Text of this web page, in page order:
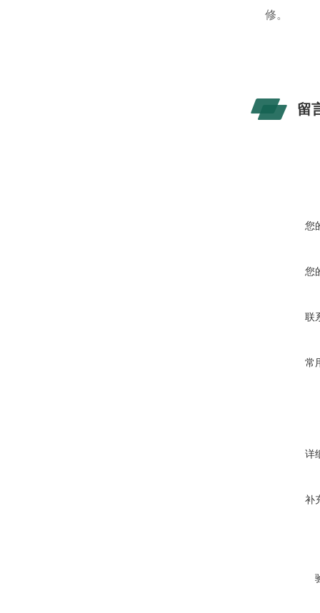
修。
留
您
您
联
常
详
补